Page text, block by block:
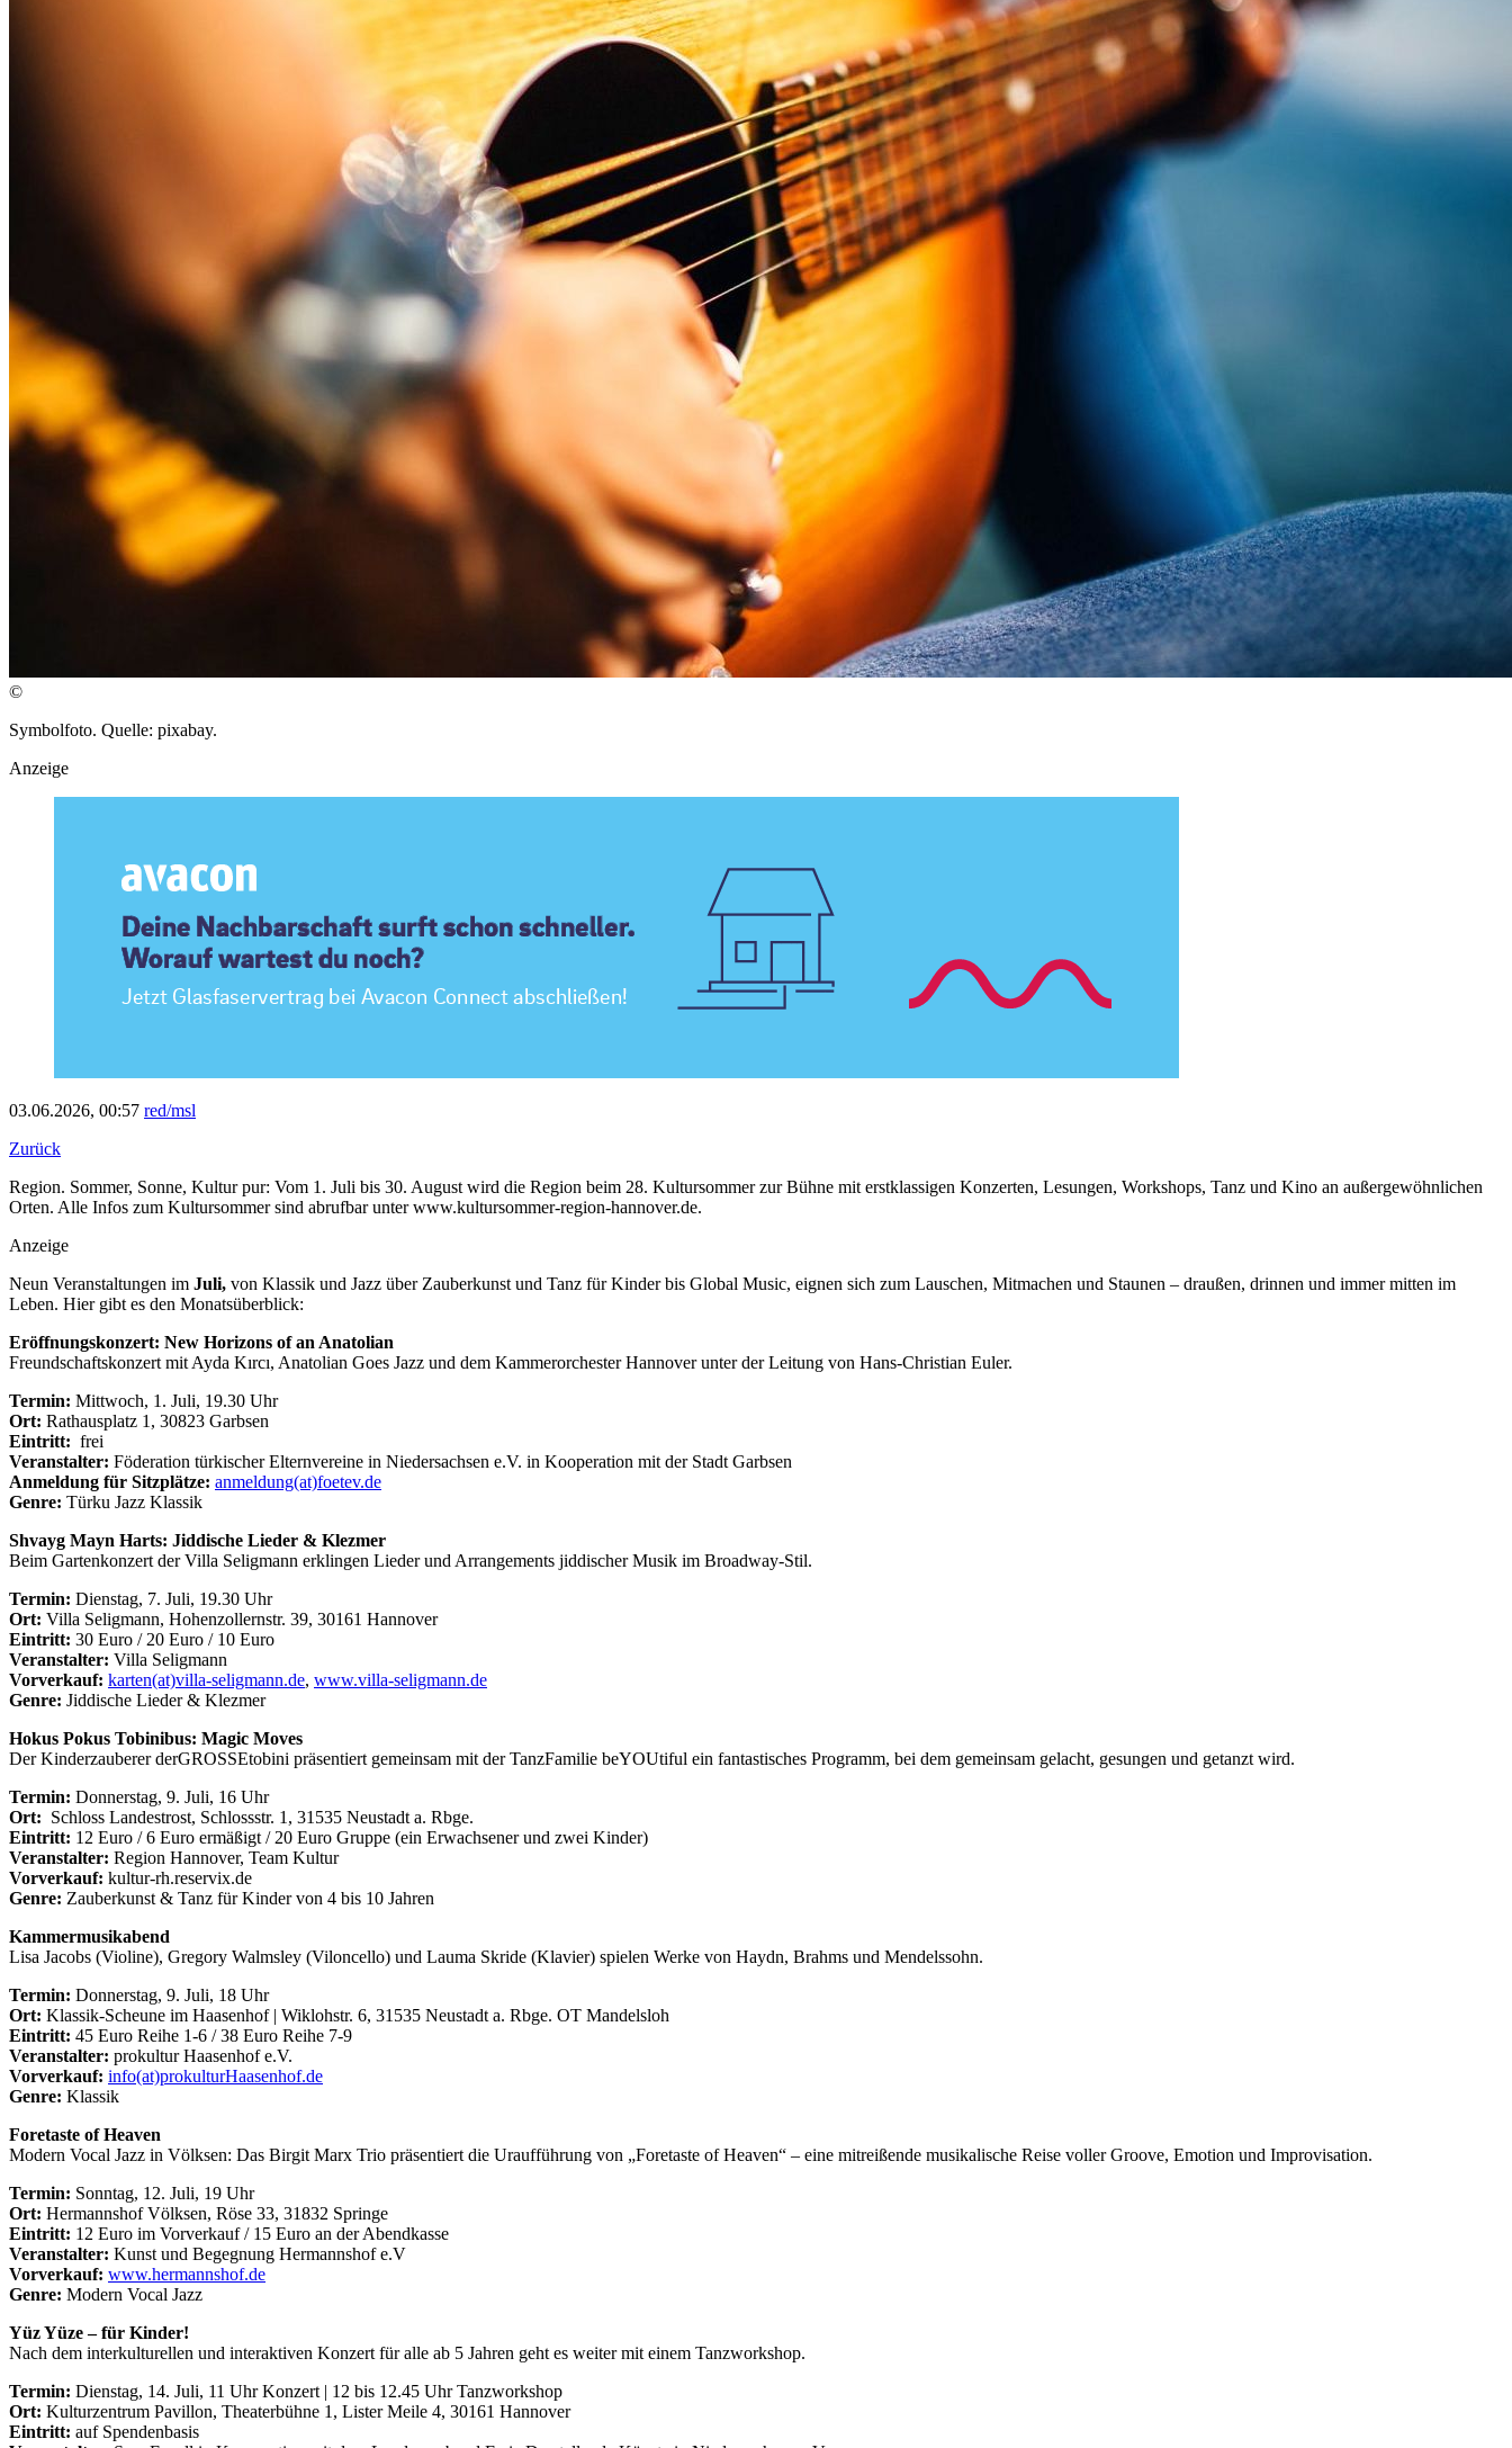
©
Symbolfoto. Quelle: pixabay.
Anzeige
03.06.2026, 00:57 red/msl
Zurück
Region. Sommer, Sonne, Kultur pur: Vom 1. Juli bis 30. August wird die Region beim 28. Kultursommer zur Bühne mit erstklassigen Konzerten, Lesungen, Workshops, Tanz und Kino an außergewöhnlichen
Orten. Alle Infos zum Kultursommer sind abrufbar unter www.kultursommer-region-hannover.de.
Anzeige
Neun Veranstaltungen im Juli, von Klassik und Jazz über Zauberkunst und Tanz für Kinder bis Global Music, eignen sich zum Lauschen, Mitmachen und Staunen – draußen, drinnen und immer mitten im
Leben. Hier gibt es den Monatsüberblick:
Eröffnungskonzert: New Horizons of an Anatolian
Freundschaftskonzert mit Ayda Kırcı, Anatolian Goes Jazz und dem Kammerorchester Hannover unter der Leitung von Hans-Christian Euler.
Termin: Mittwoch, 1. Juli, 19.30 Uhr
Ort: Rathausplatz 1, 30823 Garbsen
Eintritt: frei
Veranstalter: Föderation türkischer Elternvereine in Niedersachsen e.V. in Kooperation mit der Stadt Garbsen
Anmeldung für Sitzplätze: anmeldung(at)foetev.de
Genre: Türku Jazz Klassik
Shvayg Mayn Harts: Jiddische Lieder & Klezmer
Beim Gartenkonzert der Villa Seligmann erklingen Lieder und Arrangements jiddischer Musik im Broadway-Stil.
Termin: Dienstag, 7. Juli, 19.30 Uhr
Ort: Villa Seligmann, Hohenzollernstr. 39, 30161 Hannover
Eintritt: 30 Euro / 20 Euro / 10 Euro
Veranstalter: Villa Seligmann
Vorverkauf: karten(at)villa-seligmann.de, www.villa-seligmann.de
Genre: Jiddische Lieder & Klezmer
Hokus Pokus Tobinibus: Magic Moves
Der Kinderzauberer derGROSSEtobini präsentiert gemeinsam mit der TanzFamilie beYOUtiful ein fantastisches Programm, bei dem gemeinsam gelacht, gesungen und getanzt wird.
Termin: Donnerstag, 9. Juli, 16 Uhr
Ort: Schloss Landestrost, Schlossstr. 1, 31535 Neustadt a. Rbge.
Eintritt: 12 Euro / 6 Euro ermäßigt / 20 Euro Gruppe (ein Erwachsener und zwei Kinder)
Veranstalter: Region Hannover, Team Kultur
Vorverkauf: kultur-rh.reservix.de
Genre: Zauberkunst & Tanz für Kinder von 4 bis 10 Jahren
Kammermusikabend
Lisa Jacobs (Violine), Gregory Walmsley (Viloncello) und Lauma Skride (Klavier) spielen Werke von Haydn, Brahms und Mendelssohn.
Termin: Donnerstag, 9. Juli, 18 Uhr
Ort: Klassik-Scheune im Haasenhof | Wiklohstr. 6, 31535 Neustadt a. Rbge. OT Mandelsloh
Eintritt: 45 Euro Reihe 1-6 / 38 Euro Reihe 7-9
Veranstalter: prokultur Haasenhof e.V.
Vorverkauf: info(at)prokulturHaasenhof.de
Genre: Klassik
Foretaste of Heaven
Modern Vocal Jazz in Völksen: Das Birgit Marx Trio präsentiert die Uraufführung von „Foretaste of Heaven“ – eine mitreißende musikalische Reise voller Groove, Emotion und Improvisation.
Termin: Sonntag, 12. Juli, 19 Uhr
Ort: Hermannshof Völksen, Röse 33, 31832 Springe
Eintritt: 12 Euro im Vorverkauf / 15 Euro an der Abendkasse
Veranstalter: Kunst und Begegnung Hermannshof e.V
Vorverkauf: www.hermannshof.de
Genre: Modern Vocal Jazz
Yüz Yüze – für Kinder!
Nach dem interkulturellen und interaktiven Konzert für alle ab 5 Jahren geht es weiter mit einem Tanzworkshop.
Termin: Dienstag, 14. Juli, 11 Uhr Konzert | 12 bis 12.45 Uhr Tanzworkshop
Ort: Kulturzentrum Pavillon, Theaterbühne 1, Lister Meile 4, 30161 Hannover
Eintritt: auf Spendenbasis